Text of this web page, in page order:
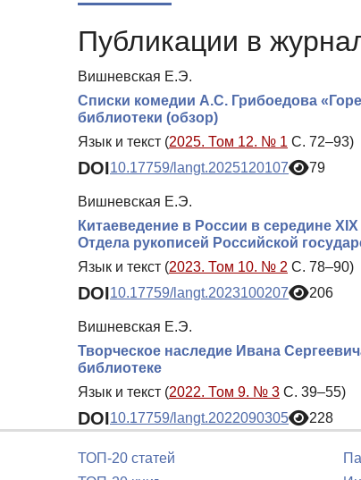
Публикации в
Вишневская Е.Э.
Списки комедии А.С. Грибоедова
библиотеки (обзор)
Язык и текст (2025. Том 12. № 1 С. 72–93)
DOI10.17759/langt.2025120107 79
Вишневская Е.Э.
Китаеведение в России в середине
Отдела рукописей Российской
Язык и текст (2023. Том 10. № 2 С. 78–90)
DOI10.17759/langt.2023100207 206
Вишневская Е.Э.
Творческое наследие Ивана
библиотеке
Язык и текст (2022. Том 9. № 3 С. 39–55)
DOI10.17759/langt.2022090305 228
ТОП-20 статей